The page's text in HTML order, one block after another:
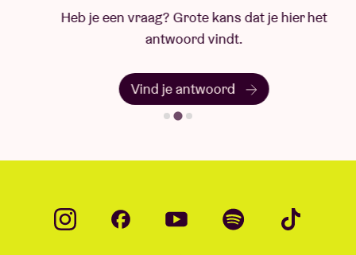
Heb je een vraag? Grote kans dat je hier het
antwoord vindt.
Vind je antwoord